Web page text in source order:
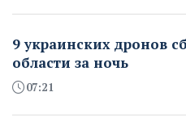
9 украинских дронов
области за ночь
07:21